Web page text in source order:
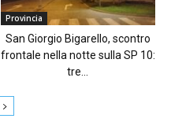
Provincia
San Giorgio Bigarello, scontro
frontale nella notte sulla SP 10:
tre...